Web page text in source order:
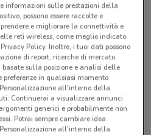
Montesilvano
Tutti i negozi Coop
Coop e i negozi
informazioni sulle prestazioni della
possono essere raccolte e
e migliorare la connettività e
reti wireless, come meglio indicato
Policy. Inoltre, i tuoi dati possono
di report, ricerche di mercato,
sulla posizione e analisi delle
in qualsiasi momento
all'interno della
Continuerai a visualizzare annunci
generici e probabilmente non
Potrai sempre cambiare idea
all'interno della